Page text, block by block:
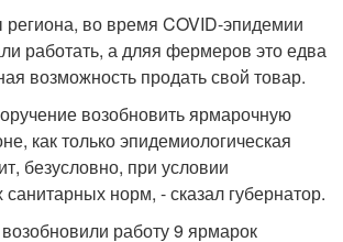
во время COVID-эпидемии
работать, а дляя фермеров это едва
возможность продать свой товар.
возобновить ярмарочную
как только эпидемиологическая
безусловно, при условии
норм, - сказал губернатор.
работу 9 ярмарок